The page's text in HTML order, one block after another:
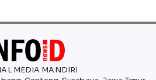
MEDIA MANDIRI